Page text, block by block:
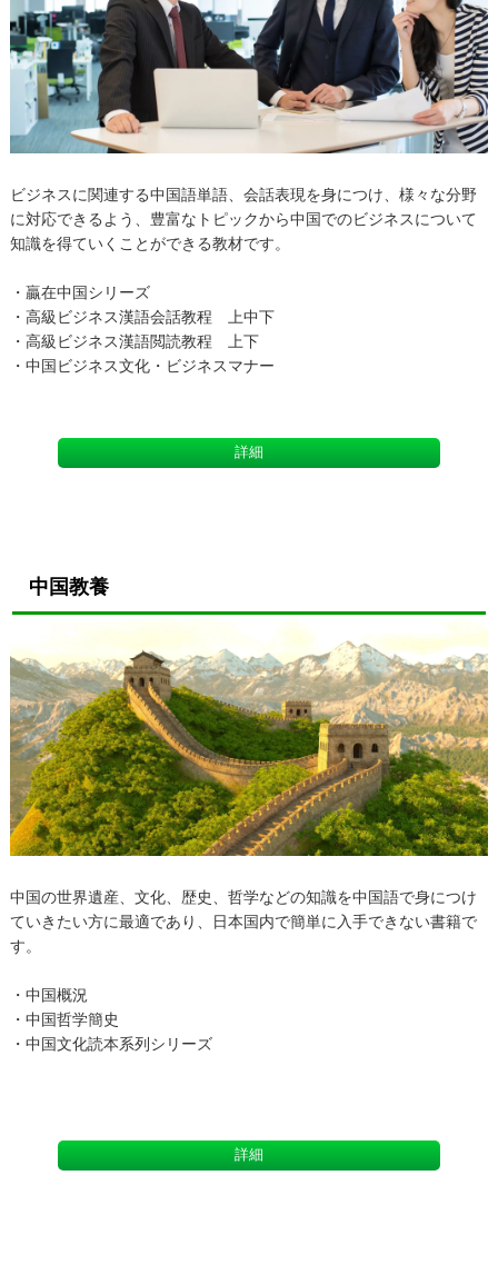
ビジネスに関連する中国語単語、会話表現を身につけ、様々な分野
に対応できるよう、豊富なトピックから中国でのビジネスについて
知識を得ていくことができる教材です。
・贏在中国シリーズ
・高級ビジネス漢語会話教程 上中下
・高級ビジネス漢語閲読教程 上下
・中国ビジネス文化・ビジネスマナー
詳細
中国教養
中国の世界遺産、文化、歴史、哲学などの知識を中国語で身につけ
ていきたい方に最適であり、日本国内で簡単に入手できない書籍で
す。
・中国概況
・中国哲学簡史
・中国文化読本系列シリーズ
詳細